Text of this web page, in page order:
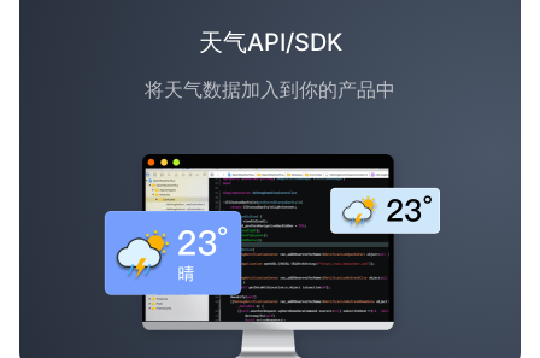
天气API/SDK
将天气数据加入到你的产品中